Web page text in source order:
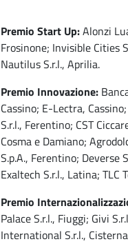
Premio Start Up:Alonzi
Frosinone; Invisible Cities
Nautilus S.r.l., Aprilia.
Premio Innovazione:
Cassino; E-Lectra,
S.r.l., Ferentino; CST
Cosma e Damiano;
S.p.A., Ferentino; Deverse
Exaltech S.r.l., Latina; TLC
Premio
Palace S.r.l., Fiuggi; Givi
International S.r.l.,